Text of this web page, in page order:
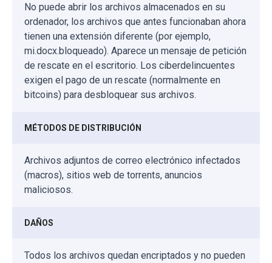
No puede abrir los archivos almacenados en su
ordenador, los archivos que antes funcionaban ahora
tienen una extensión diferente (por ejemplo,
mi.docx.bloqueado). Aparece un mensaje de petición
de rescate en el escritorio. Los ciberdelincuentes
exigen el pago de un rescate (normalmente en
bitcoins) para desbloquear sus archivos.
MÉTODOS DE DISTRIBUCIÓN
Archivos adjuntos de correo electrónico infectados
(macros), sitios web de torrents, anuncios
maliciosos.
DAÑOS
Todos los archivos quedan encriptados y no pueden